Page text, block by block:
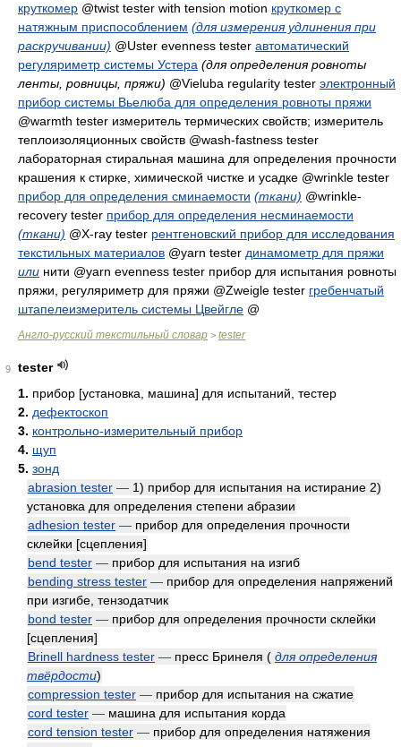
круткомер @twist tester with tension motion круткомер с
натяжным приспособлением (для измерения удлинения при
раскручивании) @Uster evenness tester автоматический
регуляриметр системы Устера (для определения ровноты
ленты, ровницы, пряжи) @Vieluba regularity tester электронный
прибор системы Вьелюба для определения ровноты пряжи
@warmth tester измеритель термических свойств; измеритель
теплоизоляционных свойств @wash-fastness tester
лабораторная стиральная машина для определения прочности
крашения к стирке, химической чистке и усадке @wrinkle tester
прибор для определения сминаемости (ткани) @wrinkle-
recovery tester прибор для определения несминаемости
(ткани) @X-ray tester рентгеновский прибор для исследования
текстильных материалов @yarn tester динамометр для пряжи
или нити @yarn evenness tester прибор для испытания ровноты
пряжи, регуляриметр для пряжи @Zweigle tester гребенчатый
штапелеизмеритель системы Цвейгле @
Англо-русский текстильный словар > tester
9
tester
1. прибор [установка, машина] для испытаний, тестер
2. дефектоскоп
3. контрольно-измерительный прибор
4. щуп
5. зонд
abrasion tester — 1) прибор для испытания на истирание 2)
установка для определения степени абразии
adhesion tester — прибор для определения прочности
склейки [сцепления]
bend tester — прибор для испытания на изгиб
bending stress tester — прибор для определения напряжений
при изгибе, тензодатчик
bond tester — прибор для определения прочности склейки
[сцепления]
Brinell hardness tester — пресс Бринеля ( для определения
твёрдости)
compression tester — прибор для испытания на сжатие
cord tester — машина для испытания корда
cord tension tester — прибор для определения натяжения